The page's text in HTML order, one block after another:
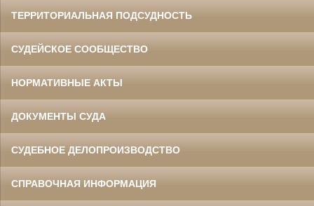
ТЕРРИТОРИАЛЬНАЯ ПОДСУДНОСТЬ
СУДЕЙСКОЕ СООБЩЕСТВО
НОРМАТИВНЫЕ АКТЫ
ДОКУМЕНТЫ СУДА
СУДЕБНОЕ ДЕЛОПРОИЗВОДСТВО
СПРАВОЧНАЯ ИНФОРМАЦИЯ